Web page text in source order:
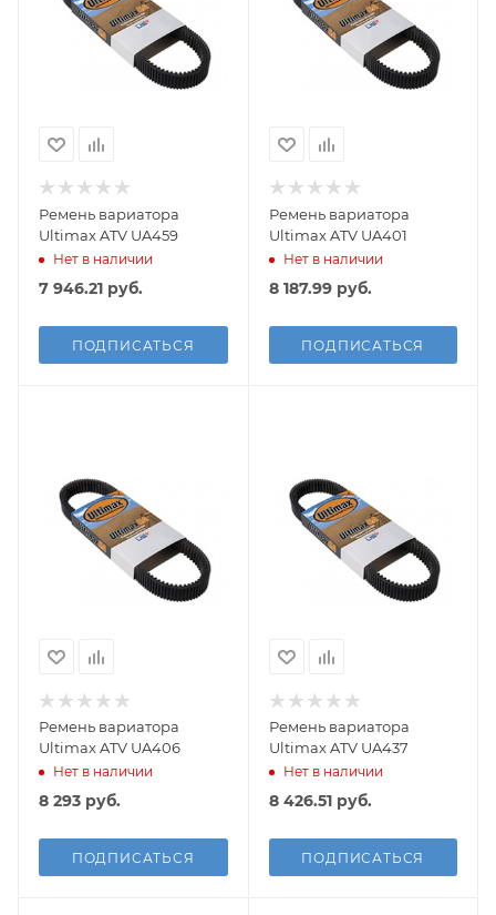
Ремень вариатора
Ultimax ATV UA459
Нет в наличии
7 946.21 руб.
ПОДПИСАТЬСЯ
Ремень вариатора
Ultimax ATV UA401
Нет в наличии
8 187.99руб.
ПОДПИСАТЬСЯ
Ремень вариатора
Ultimax ATV UA406
Нет в наличии
8 293 руб.
ПОДПИСАТЬСЯ
Ремень вариатора
Ultimax ATV UA437
Нет в наличии
8 426.51руб.
ПОДПИСАТЬСЯ